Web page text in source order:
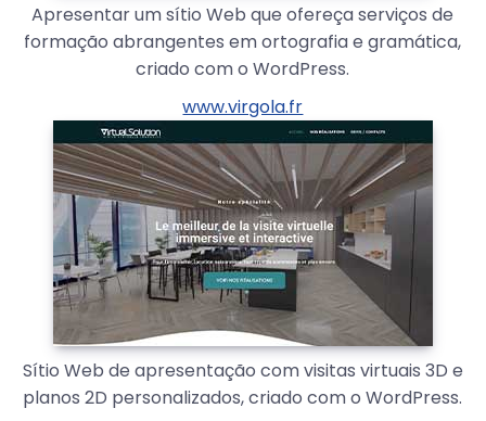
Apresentar um sítio Web que ofereça serviços de
formação abrangentes em ortografia e gramática,
criado com o WordPress.
www.virgola.fr
Sítio Web de apresentação com visitas virtuais 3D e
planos 2D personalizados, criado com o WordPress.